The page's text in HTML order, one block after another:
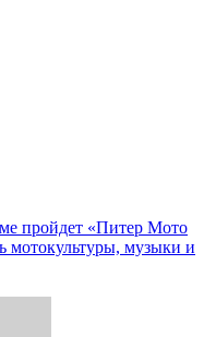
пройдет «Питер Мото
мотокультуры, музыки и